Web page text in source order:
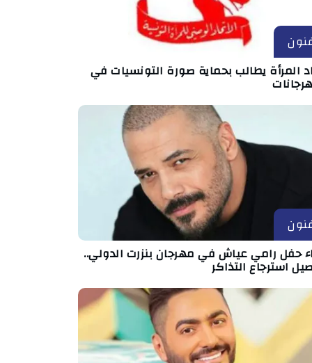
المرأة يطالب بحماية صورة التونسيات في
حفل رامي عياش في مهرجان بنزرت الدولي..
استرجاع التذاكر